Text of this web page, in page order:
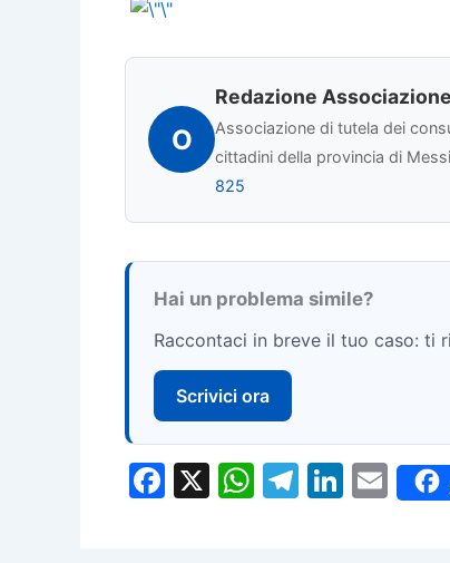
O
Redazione
Associazione di tutela dei
cittadini della provincia di
825
Hai un problema simile?
Raccontaci in breve il tuo caso: ti
Scrivici ora
F
X
W T
Li E
m